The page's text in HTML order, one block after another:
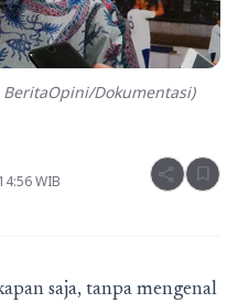
BeritaOpini/Dokumentasi)
WIB share bookmark
saja, tanpa mengenal